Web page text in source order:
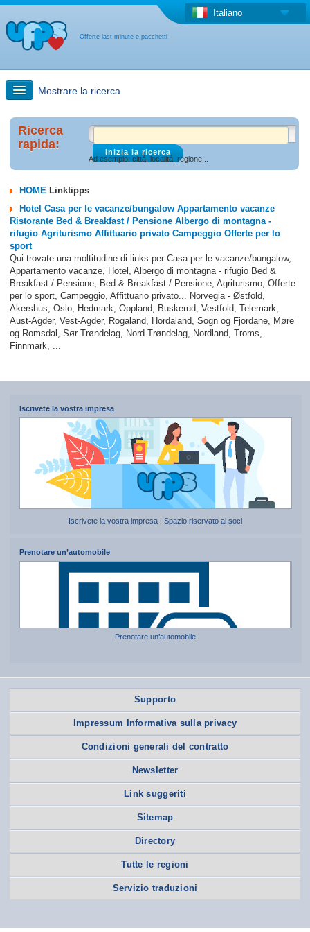
Offerte last minute e pacchetti
Italiano
Mostrare la ricerca
Ricerca rapida
Viaggi: Ricerca con la mappa
Offerta last minute + Offerta forfettaria
Altro paese
Ricerca
rapida:
Ad esempio: cittá, localitá, regione...
HOME Linktipps
Hotel Casa per le vacanze/bungalow Appartamento vacanze
Ristorante Bed & Breakfast / Pensione Albergo di montagna -
rifugio Agriturismo Affittuario privato Campeggio Offerte per lo
sport
Qui trovate una moltitudine di links per Casa per le vacanze/bungalow,
Appartamento vacanze, Hotel, Albergo di montagna - rifugio Bed &
Breakfast / Pensione, Bed & Breakfast / Pensione, Agriturismo, Offerte
per lo sport, Campeggio, Affittuario privato... Norvegia - Østfold,
Akershus, Oslo, Hedmark, Oppland, Buskerud, Vestfold, Telemark,
Aust-Agder, Vest-Agder, Rogaland, Hordaland, Sogn og Fjordane, Møre
og Romsdal, Sør-Trøndelag, Nord-Trøndelag, Nordland, Troms,
Finnmark, ...
Iscrivete la vostra impresa
Iscrivete la vostra impresa |Spazio riservato ai soci
Prenotare un’automobile
Prenotare un’automobile
Supporto
Impressum Informativa sulla privacy
Condizioni generali del contratto
Newsletter
Link suggeriti
Sitemap
Directory
Tutte le regioni
Servizio traduzioni